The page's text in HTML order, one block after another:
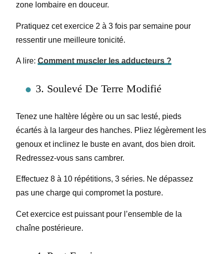
zone lombaire en douceur.
Pratiquez cet exercice 2 à 3 fois par semaine pour
ressentir une meilleure tonicité.
A lire: Comment muscler les adducteurs ?
3. Soulevé De Terre Modifié
Tenez une haltère légère ou un sac lesté, pieds
écartés à la largeur des hanches. Pliez légèrement les
genoux et inclinez le buste en avant, dos bien droit.
Redressez-vous sans cambrer.
Effectuez 8 à 10 répétitions, 3 séries. Ne dépassez
pas une charge qui compromet la posture.
Cet exercice est puissant pour l’ensemble de la
chaîne postérieure.